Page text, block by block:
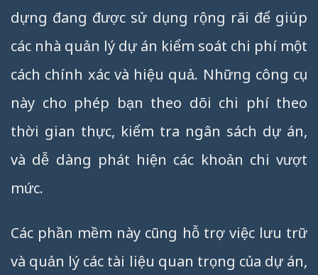
dựng đang được sử dụng rộng rãi để giúp
các nhà quản lý dự án kiểm soát chi phí một
cách chính xác và hiệu quả. Những công cụ
này cho phép bạn theo dõi chi phí theo
thời gian thực, kiểm tra ngân sách dự án,
và dễ dàng phát hiện các khoản chi vượt
mức.
Các phần mềm này cũng hỗ trợ việc lưu trữ
và quản lý các tài liệu quan trọng của dự án,